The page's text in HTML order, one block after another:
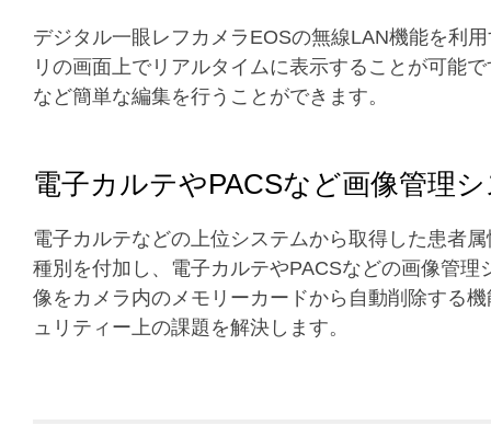
デジタル一眼レフカメラEOSの無線LAN機能を利
リの画面上でリアルタイムに表示することが可能
など簡単な編集を行うことができます。
電子カルテやPACSなど画像管理
電子カルテなどの上位システムから取得した患者
種別を付加し、電子カルテやPACSなどの画像管
像をカメラ内のメモリーカードから自動削除する
ュリティー上の課題を解決します。